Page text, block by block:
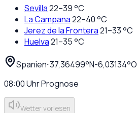
Sevilla22–39°C
La Campana22–40°C
Jerez de la Frontera21–33°C
Huelva21–35°C
Spanien··37,36499°N-6,03134°O
08:00UhrPrognose
Wetter vorlesen